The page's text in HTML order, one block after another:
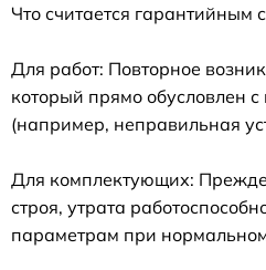
Что считается гарантийным
Для работ: Повторное
который прямо обусловлен
(например, неправильная
Для комплектующих:
строя, утрата
параметрам при